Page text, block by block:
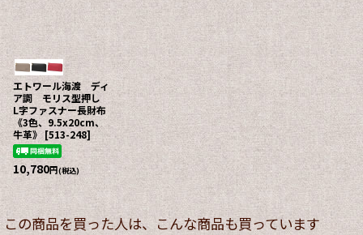
エトワール海渡 ディ
ア調 モリス型押し
L字ファスナー長財布
《3色、9.5x20cm、
牛革》 [513-248]
10,780円(税込)
この商品を買った人は、こんな商品も買っています